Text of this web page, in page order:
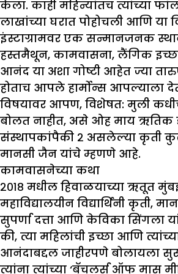
केला. काही महिन्यांतच त्यांच्या
लाखांच्या घरात पोहोचली आणि या
इंस्टाग्रामवर एक सन्मानजनक
हस्तमैथून, कामवासना, लैंगिक
आनंद या अशा गोष्टी आहेत ज्या
होताच आपले हार्मोन्स आपल्याला
विषयावर आपण, विशेषत: मुली
बोलत नाहीत, असे ओह माय ऋतिक
संस्थापकांपैकी २ असलेल्या कृती
मानसी जैन यांचे म्हणणे आहे.
कामवासनेच्या कथा
२०१८ मधील हिवाळयाच्या ऋतूत
महाविद्यालयीन विद्यार्थिनी कृती,
सुपर्णा दत्ता आणि केविका सिंगला
की, त्या महिलांची इच्छा आणि
आनंदाबद्दल जाहीरपणे बोलायला
त्यांना त्यांच्या ‘बॅचलर्स ऑफ मास